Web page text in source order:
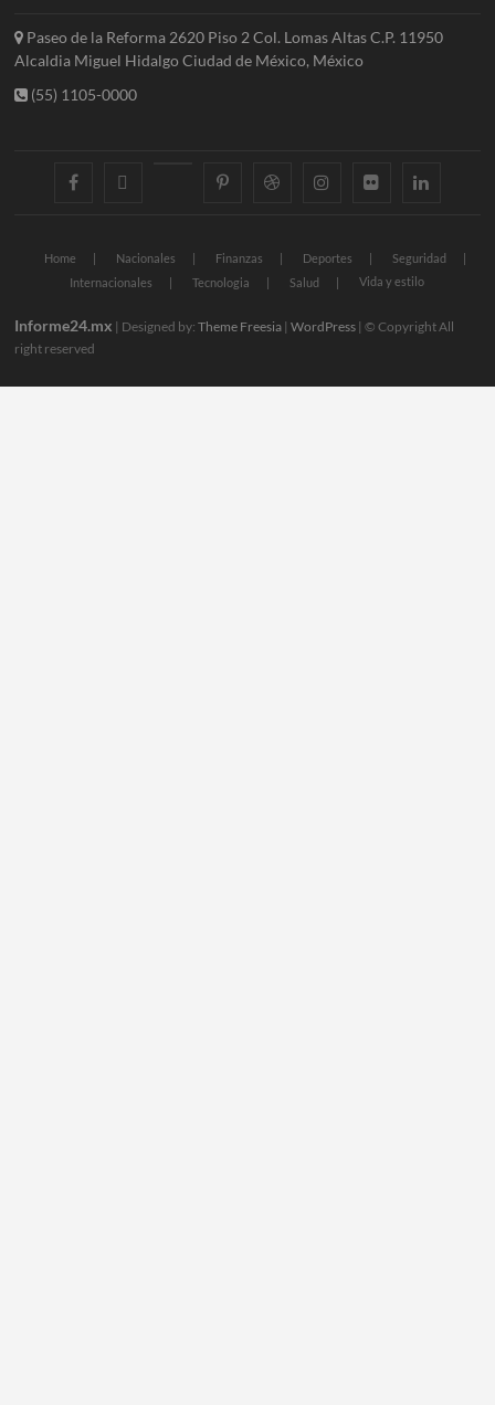
Paseo de la Reforma 2620 Piso 2 Col. Lomas Altas C.P. 11950
Alcaldia Miguel Hidalgo Ciudad de México, México
(55) 1105-0000
facebook googlepluspinterestdribbble instagramflickr linkedin
Home Nacionales Finanzas Deportes
Seguridad
Internacionales
Tecnologia Salud Vida y estilo
Informe24.mx | Designed by:Theme Freesia |WordPress | © Copyright All
right reserved